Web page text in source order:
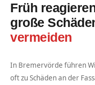
Früh
große
vermeiden
In Bremervörde führen
oft zu Schäden an der